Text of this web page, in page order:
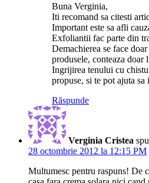
Buna Verginia,
Iti recomand sa citesti
Important este sa afli
Exfoliantii fac parte din
Demachierea se face
produsele, conteaza
Ingrijirea tenului cu
propuse, si te pot ajuta
Răspunde
Verginia Cristea
28 octombrie 2012 la 12:15 PM
Multumesc pentru raspuns! De